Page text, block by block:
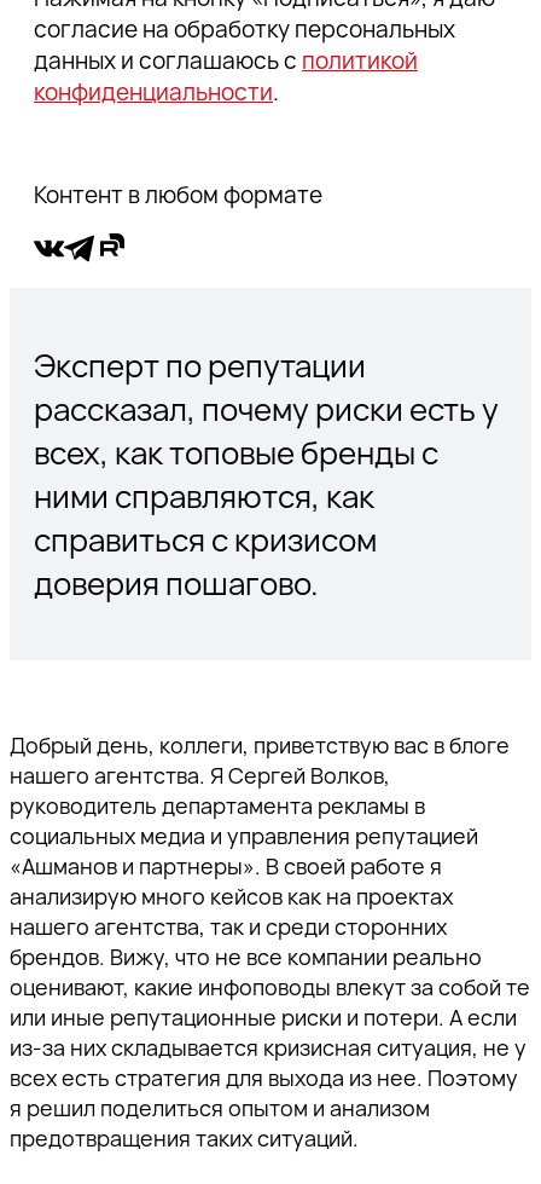
Эксперт по репутации
рассказал, почему риски есть у
всех, как топовые бренды с
ними справляются, как
справиться с кризисом
доверия пошагово.
Добрый день, коллеги, приветствую вас в блоге
нашего агентства. Я Сергей Волков,
руководитель департамента рекламы в
социальных медиа и управления репутацией
«Ашманов и партнеры». В своей работе я
анализирую много кейсов как на проектах
нашего агентства, так и среди сторонних
брендов. Вижу, что не все компании реально
оценивают, какие инфоповоды влекут за собой те
или иные репутационные риски и потери. А если
из-за них складывается кризисная ситуация, не у
всех есть стратегия для выхода из нее. Поэтому
я решил поделиться опытом и анализом
предотвращения таких ситуаций.
согласие на обработку персональных
данных и соглашаюсь с политикой
конфиденциальности.
Контент в любом формате